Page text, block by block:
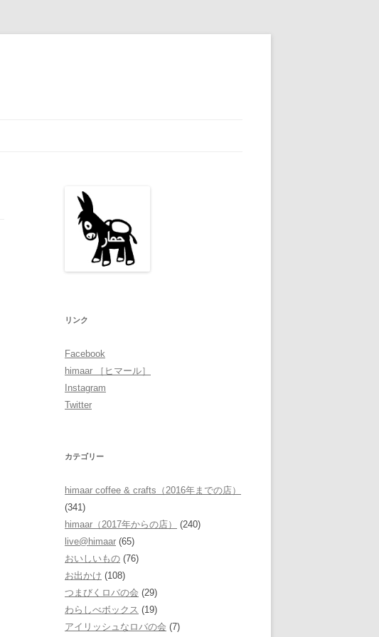
リンク
Facebook
himaar ［ヒマール］
Instagram
Twitter
カテゴリー
himaar coffee & crafts（2016年までの店）
(341)
himaar（2017年からの店）
(240)
live@himaar (65)
おいしいもの (76)
お出かけ (108)
つまびくロバの会 (29)
わらしべボックス (19)
アイリッシュなロバの会 (7)